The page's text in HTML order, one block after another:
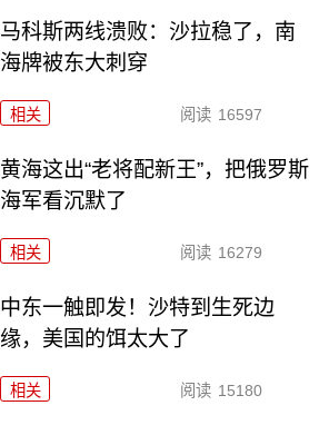
马科斯两线溃败：沙拉稳了，南
海牌被东大刺穿
相关 阅读 16597
黄海这出“老将配新王”，把俄罗斯
海军看沉默了
相关 阅读 16279
中东一触即发！沙特到生死边
缘，美国的饵太大了
相关 阅读 15180